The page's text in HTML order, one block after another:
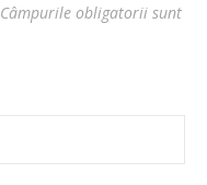
Câmpurile obligatorii sunt